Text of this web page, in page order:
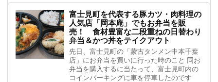
富士見町を代表する豚カツ・肉料理の
人気店「岡本庵」でもお弁当を販
売！ 食材豊富な二段重ねの日替わり
弁当＆かつ丼をテイクアウト
先日、富士見町の「蒙古タンメン中本千葉
店」にお弁当を買いに行った時のこと 同お
弁当を購入するに当たって、富士見町内の
コインパーキングに車を停車したのです